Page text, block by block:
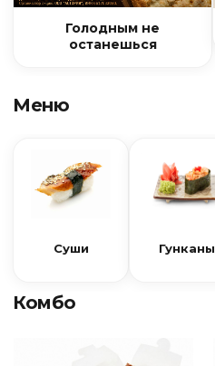
Голодным не
останешься
Меню
Суши Гунканы
Комбо